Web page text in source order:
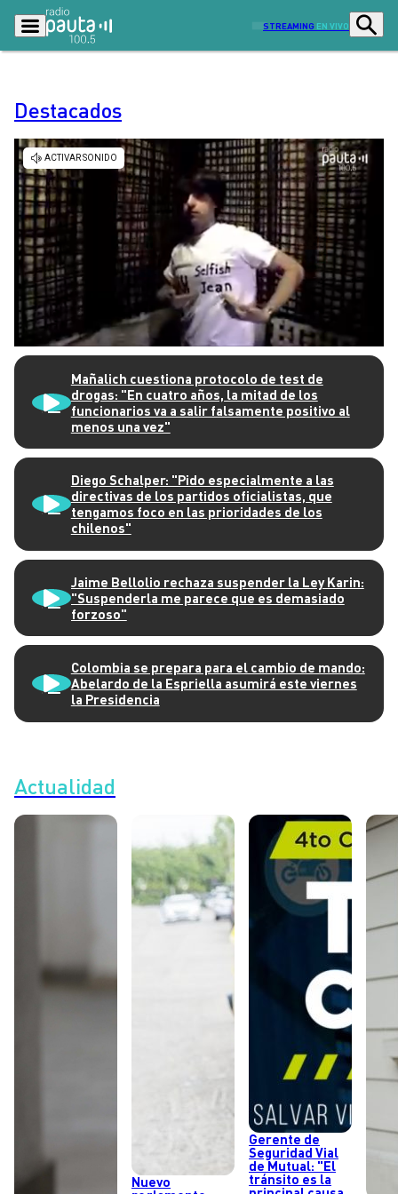
STREAMING EN VIVO
Lo Último Actualidad
Ciudad Economía
Radio en vivo Sostenibilidad
Tendencias Deportes
Entretención y Cultura Opinión
Dato en Pauta Señal 2
Contenido Patrocinado
Destacados
Mañalich cuestiona protocolo de test de
drogas: "En cuatro años, la mitad de los
funcionarios va a salir falsamente positivo al
menos una vez"
Diego Schalper: "Pido especialmente a las
directivas de los partidos oficialistas, que
tengamos foco en las prioridades de los
chilenos"
Jaime Bellolio rechaza suspender la Ley Karin:
"Suspenderla me parece que es demasiado
forzoso"
Colombia se prepara para el cambio de mando:
Abelardo de la Espriella asumirá este viernes
la Presidencia
Actualidad
Nuevo
Gerente de
Seguridad Vial
de Mutual: "El
tránsito es la